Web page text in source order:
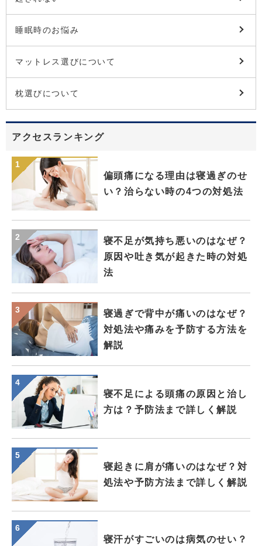
アクセスランキング
偏頭痛になる理由は寝過ぎのせ
い？治らない時の4つの対処法
寝不足が気持ち悪いのはなぜ？
原因や吐き気が起きた時の対処
法
寝過ぎで背中が痛いのはなぜ？
対処法や痛みを予防する方法を
解説
寝不足による頭痛の原因と治し
方は？予防法まで詳しく解説
寝起きに肩が痛いのはなぜ？対
処法や予防方法まで詳しく解説
寝汗がすごいのは病気のせい？
睡眠時のお悩み
マットレス選びについて
枕選びについて